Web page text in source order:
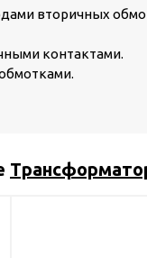
вторичных
контактами.